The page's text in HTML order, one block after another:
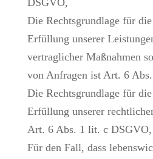
DSGVO,
Die Rechtsgrundlage für
Erfüllung unserer
vertraglicher Maßnahmen
von Anfragen ist Art. 6
Die Rechtsgrundlage für
Erfüllung unserer
Art. 6 Abs. 1 lit. c DSGVO,
Für den Fall, dass